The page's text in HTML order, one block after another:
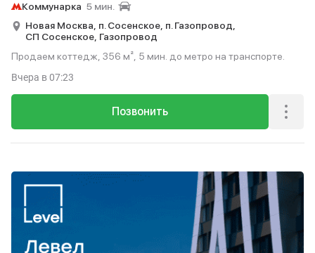
Коммунарка 5 мин.
Новая Москва, п. Сосенское, п. Газопровод,
СП Сосенское, Газопровод
Продаем коттедж, 356 м², 5 мин. до метро на транспорте.
Позвонить
Вчера в 07:23